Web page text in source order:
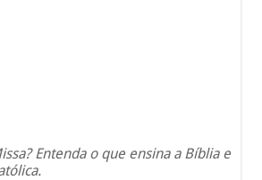
Entenda o que ensina a Bíblia e